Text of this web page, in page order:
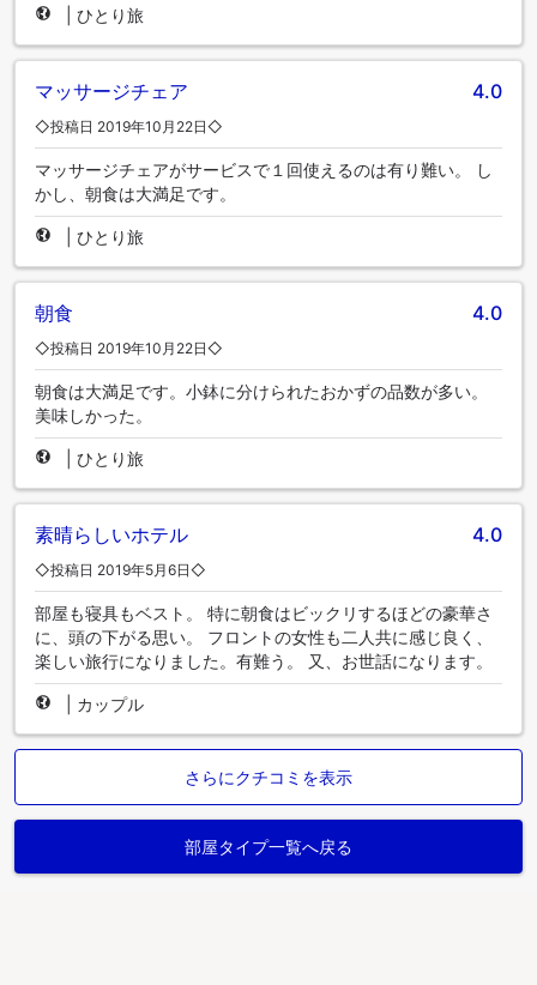
ひとり旅
マッサージチェア 4.0
◇投稿日 2019年10月22日◇
マッサージチェアがサービスで１回使えるのは有り難い。 し
かし、朝食は大満足です。
ひとり旅
朝食 4.0
◇投稿日 2019年10月22日◇
朝食は大満足です。小鉢に分けられたおかずの品数が多い。
美味しかった。
ひとり旅
素晴らしいホテル 4.0
◇投稿日 2019年5月6日◇
部屋も寝具もベスト。 特に朝食はビックリするほどの豪華さ
に、頭の下がる思い。 フロントの女性も二人共に感じ良く、
楽しい旅行になりました。有難う。 又、お世話になります。
カップル
さらにクチコミを表示
部屋タイプ一覧へ戻る